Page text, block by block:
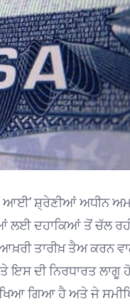
ਆਈ’ ਸ਼੍ਰੇਣੀਆਂ ਅਧੀਨ
ਲਈ ਦਹਾਕਿਆਂ ਤੋਂ ਚੱਲ
ਤਾਰੀਖ਼ ਤੈਅ ਕਰਨ
ਦੀ ਨਿਰਧਾਰਤ ਲਾਗੂ
ਗਿਆ ਹੈ ਅਤੇ ਜੇ